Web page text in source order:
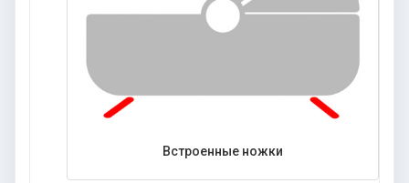
Встроенные ножки